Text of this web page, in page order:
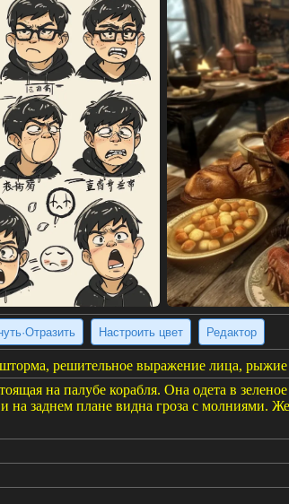
Настроить цвет Редактор
решительное выражение лица,
на палубе корабля. Она одета в
на заднем плане видна гроза с